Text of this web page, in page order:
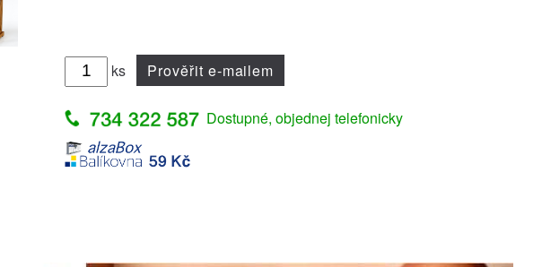
ks Prověřit e-mailem
Dostupné, objednej telefonicky